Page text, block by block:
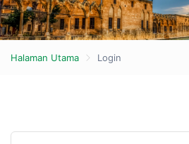
Halaman Utama Login